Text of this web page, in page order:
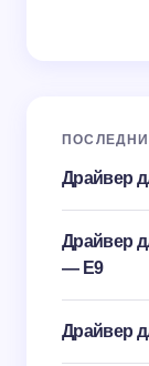
Драйвер
Драйвер
— E9
Драйвер